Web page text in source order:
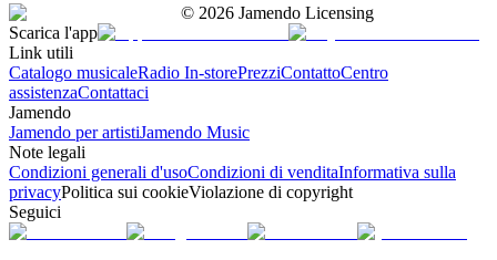
© 2026 Jamendo Licensing
Scarica l'app
Link utili
Catalogo musicaleRadio In-storePrezziContattoCentro
assistenzaContattaci
Jamendo
Jamendo per artistiJamendo Music
Note legali
Condizioni generali d'usoCondizioni di venditaInformativa sulla
privacyPolitica sui cookieViolazione di copyright
Seguici